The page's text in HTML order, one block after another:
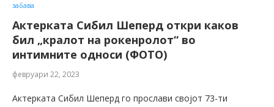
забава
Актерката Сибил Шеперд откри каков
бил „кралот на рокенролот“ во
интимните односи (ФОТО)
февруари 22, 2023
Актерката Сибил Шеперд го прослави својот 73-ти